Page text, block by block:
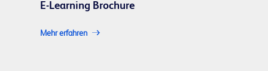
E-Learning Brochure
Mehr erfahren